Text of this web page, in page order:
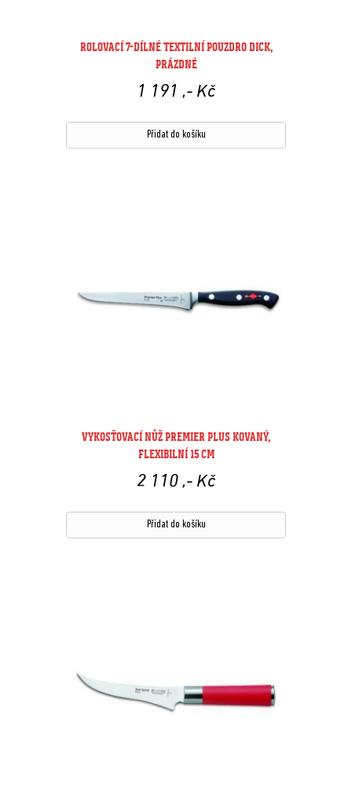
ROLOVACÍ 7-DÍLNÉ TEXTILNÍ POUZDRO DICK,
PRÁZDNÉ
1 191 ,- Kč
Přidat do košíku
VYKOSŤOVACÍ NŮŽ PREMIER PLUS KOVANÝ,
FLEXIBILNÍ 15 CM
2 110 ,- Kč
Přidat do košíku